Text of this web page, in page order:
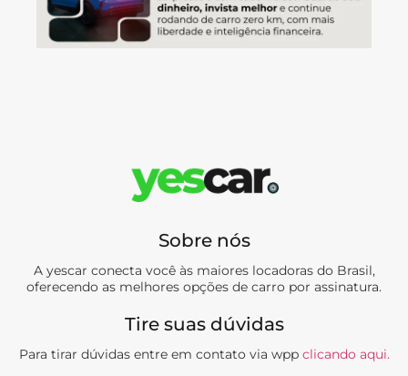
Sobre nós
A yescar conecta você às maiores locadoras do Brasil,
oferecendo as melhores opções de carro por assinatura.
Tire suas dúvidas
Para tirar dúvidas entre em contato via wpp clicando aqui.